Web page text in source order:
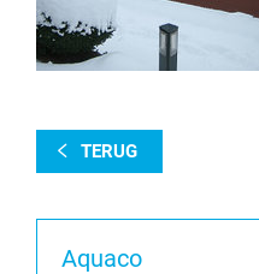
TERUG
Aquaco